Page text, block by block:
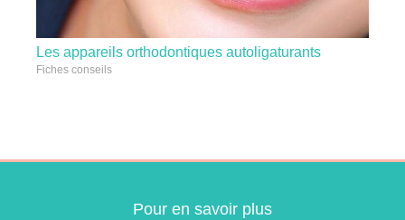
Les appareils orthodontiques autoligaturants
Fiches conseils
Pour en savoir plus